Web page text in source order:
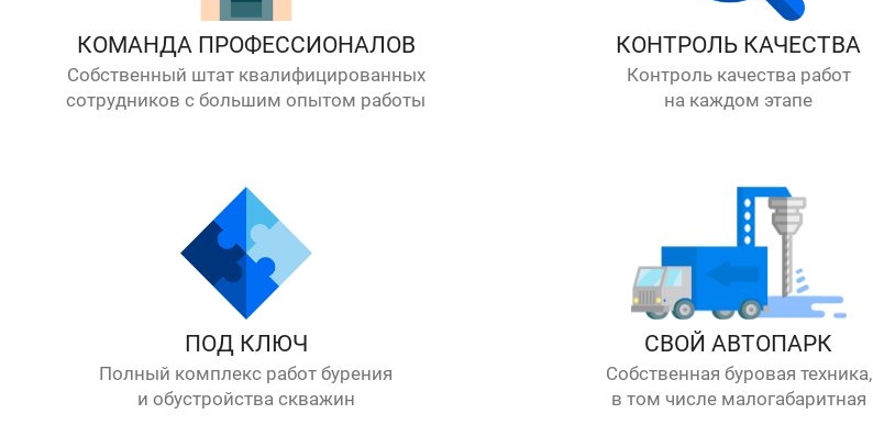
КОМАНДА ПРОФЕССИОНАЛОВ
Собственный штат квалифицированных
сотрудников с большим опытом работы
КОНТРОЛЬ КАЧЕСТВА
Контроль качества работ
на каждом этапе
ПОД КЛЮЧ
Полный комплекс работ бурения
и обустройства скважин
СВОЙ АВТОПАРК
Собственная буровая техника,
в том числе малогабаритная